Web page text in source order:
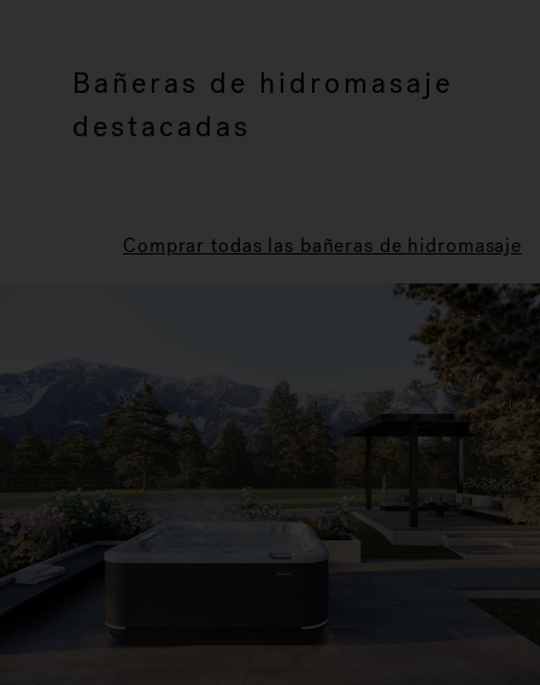
Bañeras de hidromasaje
destacadas
Comprar todas las bañeras de hidromasaje